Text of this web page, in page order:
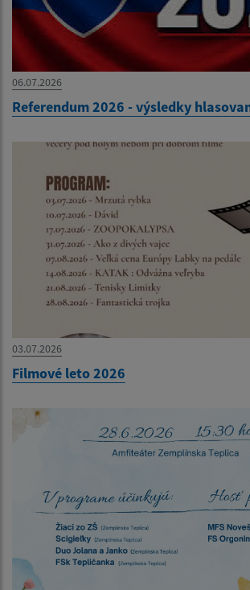
06.07.2026
Referendum 2026 - výsledky
03.07.2026
Filmové leto 2026